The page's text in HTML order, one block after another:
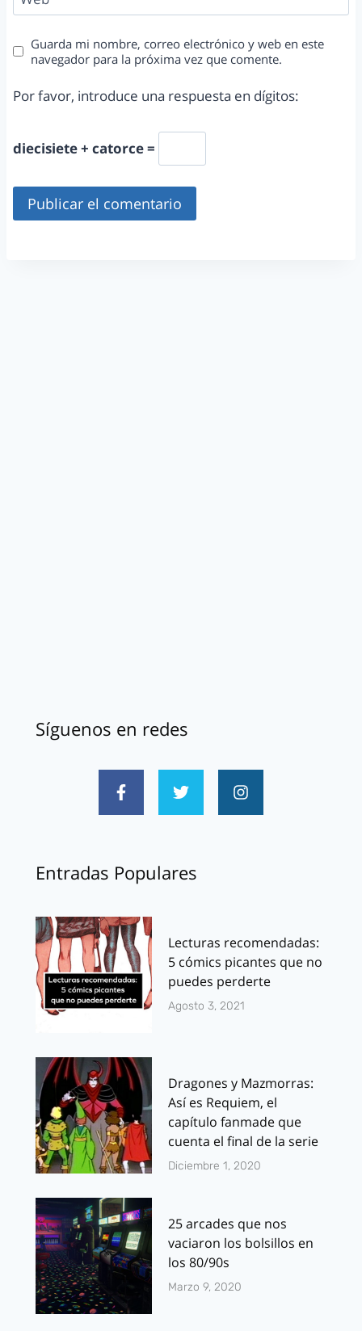
Guarda mi nombre, correo electrónico y web en este
navegador para la próxima vez que comente.
Por favor, introduce una respuesta en dígitos:
diecisiete + catorce =
Síguenos en redes
Entradas Populares
Lecturas recomendadas:
5 cómics picantes que no
puedes perderte
Agosto 3, 2021
Dragones y Mazmorras:
Así es Requiem, el
capítulo fanmade que
cuenta el final de la serie
Diciembre 1, 2020
25 arcades que nos
vaciaron los bolsillos en
los 80/90s
Marzo 9, 2020